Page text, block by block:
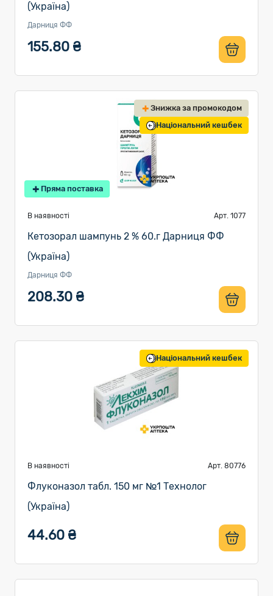
(Україна)
Дарниця ФФ
155.80 ₴
Знижка за промокодом
Національний кешбек
Пряма поставка
В наявності Арт. 1077
Кетозорал шампунь 2 % 60.г Дарниця ФФ
(Україна)
Дарниця ФФ
208.30 ₴
Національний кешбек
В наявності Арт. 80776
Флуконазол табл. 150 мг №1 Технолог
(Україна)
44.60 ₴